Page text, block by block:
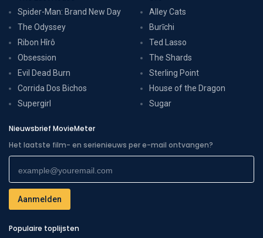
Spider-Man: Brand New Day
The Odyssey
Ribon Hîrô
Obsession
Evil Dead Burn
Corrida Dos Bichos
Supergirl
Alley Cats
Burīchi
Ted Lasso
The Shards
Sterling Point
House of the Dragon
Sugar
Nieuwsbrief MovieMeter
Het laatste film- en serienieuws per e-mail ontvangen?
Populaire toplijsten